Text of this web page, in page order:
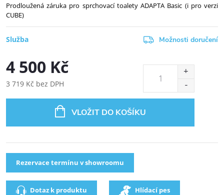
Prodloužená záruka pro sprchovací toalety ADAPTA Basic (i pro verzi
CUBE)
Služba Možnosti doručení
4 500 Kč
3 719 Kč bez DPH
VLOŽIT DO KOŠÍKU
Rezervace termínu v showroomu
Dotaz k produktu Hlídací pes